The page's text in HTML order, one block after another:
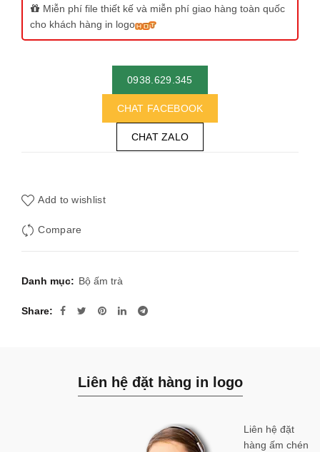
Miễn phí file thiết kế và miễn phí giao hàng toàn quốc
cho khách hàng in logo
0938.629.345
CHAT FACEBOOK
CHAT ZALO
Add to wishlist
Compare
Danh mục: Bộ ấm trà
Share
Liên hệ đặt hàng in logo
Liên hệ đặt
hàng ấm chén